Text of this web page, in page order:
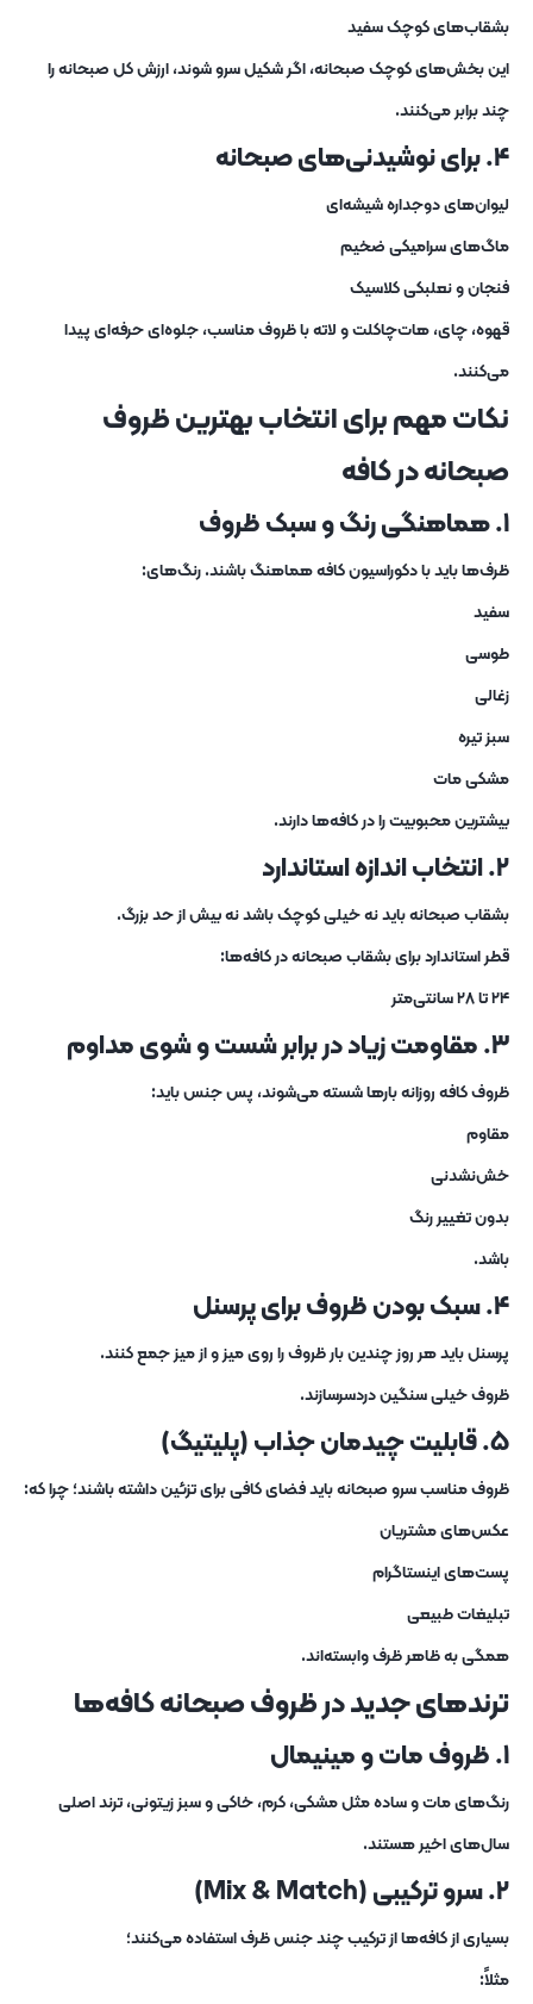
بشقاب‌های کوچک سفید
این بخش‌های کوچک صبحانه، اگر شکیل سرو شوند، ارزش کل صبحانه را
چند برابر می‌کنند.
۴. برای نوشیدنی‌های صبحانه
لیوان‌های دوجداره شیشه‌ای
ماگ‌های سرامیکی ضخیم
فنجان و نعلبکی کلاسیک
قهوه، چای، هات‌چاکلت و لاته با ظروف مناسب، جلوه‌ای حرفه‌ای پیدا
می‌کنند.
نکات مهم برای انتخاب بهترین ظروف
صبحانه در کافه
۱. هماهنگی رنگ و سبک ظروف
ظرف‌ها باید با دکوراسیون کافه هماهنگ باشند. رنگ‌های:
سفید
طوسی
زغالی
سبز تیره
مشکی مات
بیشترین محبوبیت را در کافه‌ها دارند.
۲. انتخاب اندازه استاندارد
بشقاب صبحانه باید نه خیلی کوچک باشد نه بیش از حد بزرگ.
قطر استاندارد برای بشقاب صبحانه در کافه‌ها:
۲۴ تا ۲۸ سانتی‌متر
۳. مقاومت زیاد در برابر شست‌ و شوی مداوم
ظروف کافه روزانه بارها شسته می‌شوند، پس جنس باید:
مقاوم
خش‌نشدنی
بدون تغییر رنگ
باشد.
۴. سبک‌ بودن ظروف برای پرسنل
پرسنل باید هر روز چندین بار ظروف را روی میز و از میز جمع کنند.
ظروف خیلی سنگین دردسرسازند.
۵. قابلیت چیدمان جذاب (پلیتیگ)
ظروف مناسب سرو صبحانه باید فضای کافی برای تزئین داشته باشند؛ چرا که:
عکس‌های مشتریان
پست‌های اینستاگرام
تبلیغات طبیعی
همگی به‌ ظاهر ظرف وابسته‌اند.
ترندهای جدید در ظروف صبحانه کافه‌ها
۱. ظروف مات و مینیمال
رنگ‌های مات و ساده مثل مشکی، کرم، خاکی و سبز زیتونی، ترند اصلی
سال‌های اخیر هستند.
۲. سرو ترکیبی (Mix & Match)
بسیاری از کافه‌ها از ترکیب چند جنس ظرف استفاده می‌کنند؛
مثلاً: